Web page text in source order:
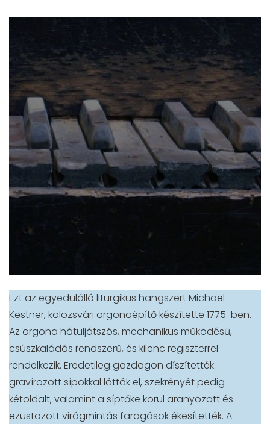
Ezt az egyedülálló liturgikus hangszert Michael
Kestner, kolozsvári orgonaépítő készítette 1775-ben.
Az orgona hátuljátszós, mechanikus működésű,
csúszkaládás rendszerű, és kilenc regiszterrel
rendelkezik. Eredetileg gazdagon díszítették:
gravírozott sípokkal látták el, szekrényét pedig
kétoldalt, valamint a síptőke körül aranyozott és
ezüstözött virágmintás faragások ékesítették. A